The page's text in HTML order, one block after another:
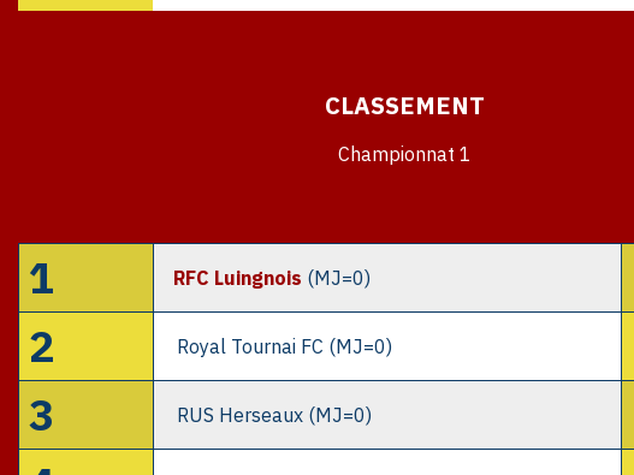
CLASSEMENT
Championnat 1
1 RFC Luingnois (MJ=0)
2 Royal Tournai FC (MJ=0)
3 RUS Herseaux (MJ=0)